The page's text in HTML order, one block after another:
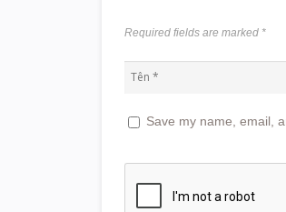
Required fields are marked *
Save my name, email,